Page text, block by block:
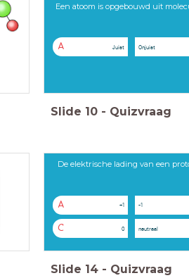
Een atoom is opgebouwd uit
A Juist Onjuist
Slide 10 - Quizvraag
De elektrische lading van een
A +1 -1
C 0 neutraal
Slide 14 - Quizvraag